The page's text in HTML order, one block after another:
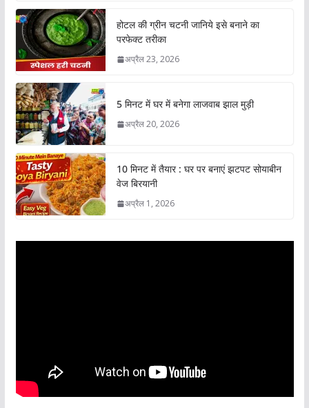
होटल की ग्रीन चटनी जानिये इसे बनाने का
परफेक्ट तरीका
अप्रैल 23, 2026
5 मिनट में घर में बनेगा लाजवाब झाल मुड़ी
अप्रैल 20, 2026
10 मिनट में तैयार : घर पर बनाएं झटपट सोयाबीन
वेज बिरयानी
अप्रैल 1, 2026